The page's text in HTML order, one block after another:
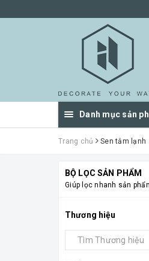
Danh mục sản
Trang chủ Sen tắm lạnh
BỘ LỌC SẢN PHẨM
Giúp lọc nhanh sản
Thương hiệu